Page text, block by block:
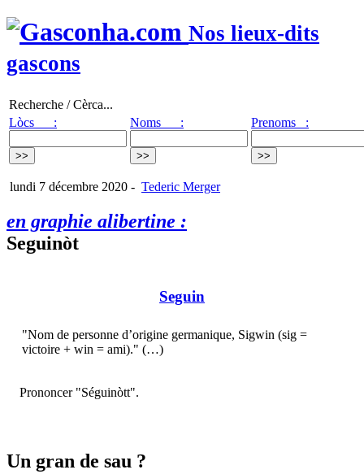
Nos lieux-dits
gascons
Recherche / Cèrca...
Lòcs :
Noms : Prenoms :
lundi 7 décembre 2020 - Tederic Merger
en graphie alibertine :
Seguinòt
Seguin
"Nom de personne d’origine germanique, Sigwin (sig =
victoire + win = ami)." (…)
Prononcer "Séguinòtt".
Un gran de sau ?